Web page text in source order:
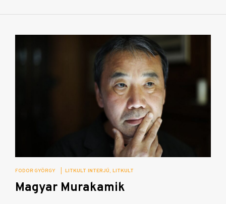
FODOR GYÖRGY LITKULT INTERJÚ LITKULT
Magyar Murakamik